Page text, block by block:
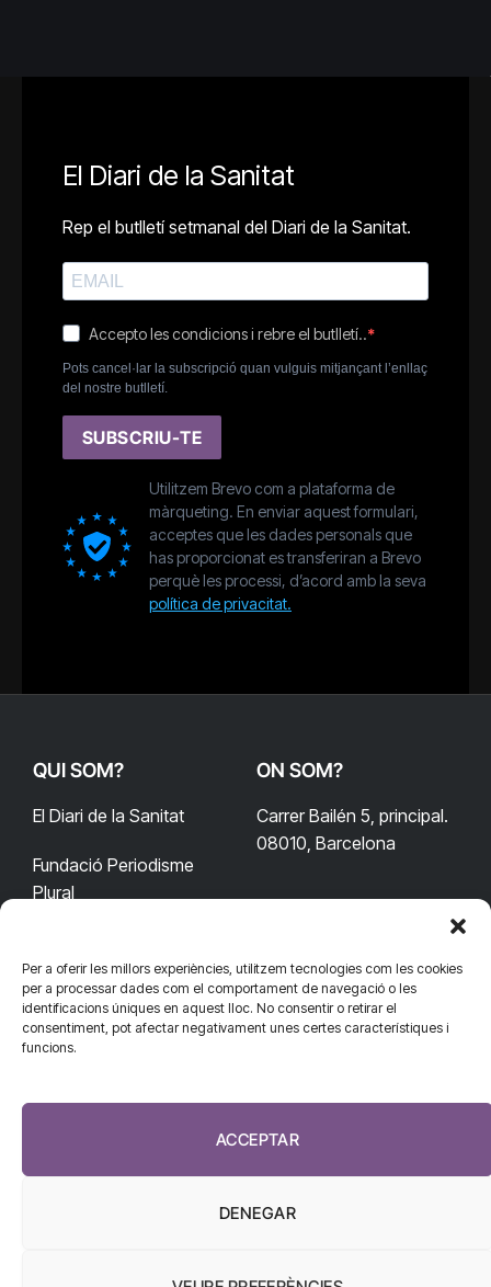
Per a oferir les millors experiències, utilitzem tecnologies com les cookies
per a processar dades com el comportament de navegació o les
identificacions úniques en aquest lloc. No consentir o retirar el
consentiment, pot afectar negativament unes certes característiques i
funcions.
ACCEPTAR
DENEGAR
El Diari de la Sanitat
Rep el butlletí setmanal del Diari de la Sanitat.
Accepto les condicions i rebre el butlletí..
Pots cancel·lar la subscripció quan vulguis mitjançant l’enllaç
del nostre butlletí.
SUBSCRIU-TE
Utilitzem Brevo com a plataforma de
màrqueting. En enviar aquest formulari,
acceptes que les dades personals que
has proporcionat es transferiran a Brevo
perquè les processi, d’acord amb la seva
política de privacitat.
QUI SOM?
El Diari de la Sanitat
Fundació Periodisme
Plural
ON SOM?
Carrer Bailén 5, principal.
08010, Barcelona
CONTACTA'NS
redaccio@diarisanitat.cat
932 311 247
CONNECTA